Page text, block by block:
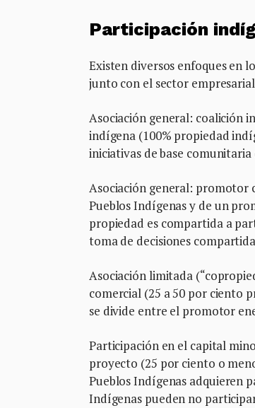
Participación
Existen diversos enfoques en
junto con el sector
Asociación general: coalición
indígena (100% propiedad
iniciativas de base
Asociación general: promotor
Pueblos Indígenas y de un
propiedad es compartida a
toma de decisiones
Asociación limitada
comercial (25 a 50 por ciento
se divide entre el promotor
Participación en el capital
proyecto (25 por ciento o
Pueblos Indígenas adquieren
Indígenas pueden no